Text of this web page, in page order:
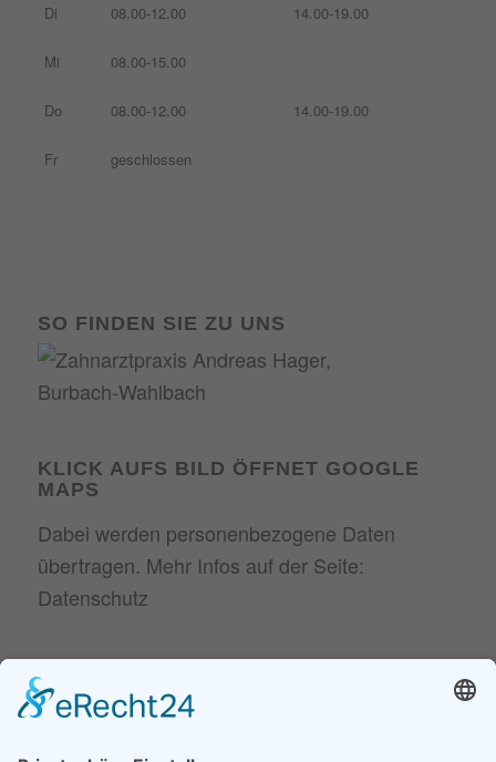
Di 08.00-12.00 14.00-19.00
Mi 08.00-15.00
Do 08.00-12.00 14.00-19.00
Fr geschlossen
SO FINDEN SIE ZU UNS
KLICK AUFS BILD ÖFFNET GOOGLE
MAPS
Dabei werden personenbezogene Daten
übertragen. Mehr Infos auf der Seite:
Datenschutz